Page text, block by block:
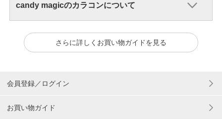
candy magicのカラコンについて
さらに詳しくお買い物ガイドを見る
会員登録／ログイン
お買い物ガイド